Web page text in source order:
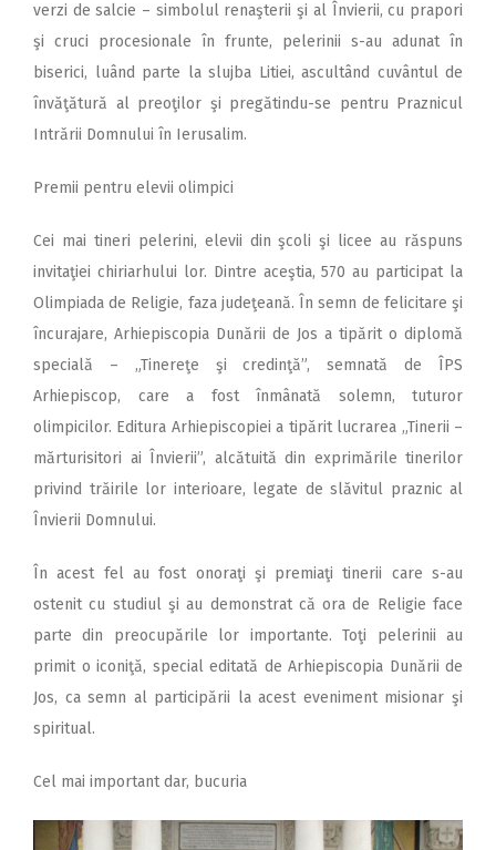
verzi de salcie – simbolul renaşterii şi al Învierii, cu prapori
şi cruci procesionale în frunte, pelerinii s-au adunat în
biserici, luând parte la slujba Litiei, ascultând cuvântul de
învăţătură al preoţilor şi pregătindu-se pentru Praznicul
Intrării Domnului în Ierusalim.
Premii pentru elevii olimpici
Cei mai tineri pelerini, elevii din şcoli şi licee au răspuns
invitaţiei chiriarhului lor. Dintre aceştia, 570 au participat la
Olimpiada de Religie, faza judeţeană. În semn de felicitare şi
încurajare, Arhiepiscopia Dunării de Jos a tipărit o diplomă
specială – „Tinereţe şi credinţă”, semnată de ÎPS
Arhiepiscop, care a fost înmânată solemn, tuturor
olimpicilor. Editura Arhiepiscopiei a tipărit lucrarea „Tinerii –
mărturisitori ai Învierii”, alcătuită din exprimările tinerilor
privind trăirile lor interioare, legate de slăvitul praznic al
Învierii Domnului.
În acest fel au fost onoraţi şi premiaţi tinerii care s-au
ostenit cu studiul şi au demonstrat că ora de Religie face
parte din preocupările lor importante. Toţi pelerinii au
primit o iconiţă, special editată de Arhiepiscopia Dunării de
Jos, ca semn al participării la acest eveniment misionar şi
spiritual.
Cel mai important dar, bucuria